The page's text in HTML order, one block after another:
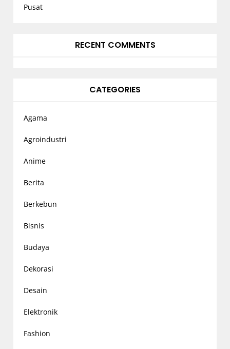
Pusat
RECENT COMMENTS
CATEGORIES
Agama
Agroindustri
Anime
Berita
Berkebun
Bisnis
Budaya
Dekorasi
Desain
Elektronik
Fashion